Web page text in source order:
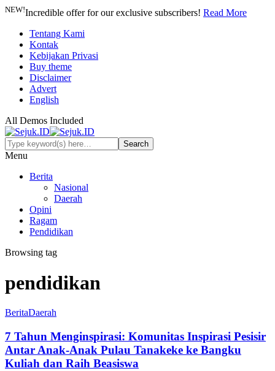
NEW!Incredible offer for our exclusive subscribers! Read More
Tentang Kami
Kontak
Kebijakan Privasi
Buy theme
Disclaimer
Advert
English
All Demos Included
Menu
Berita
Nasional
Daerah
Opini
Ragam
Pendidikan
Browsing tag
pendidikan
BeritaDaerah
7 Tahun Menginspirasi: Komunitas Inspirasi Pesisir
Antar Anak-Anak Pulau Tanakeke ke Bangku
Kuliah dan Raih Beasiswa